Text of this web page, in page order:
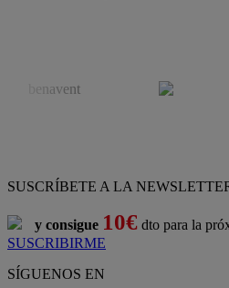
SUSCRÍBETE A LA
y consigue 10€ dto para la
SUSCRIBIRME
SÍGUENOS EN